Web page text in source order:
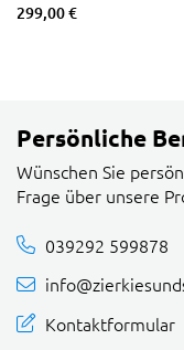
299,00 €
Persönliche
Wünschen Sie
Frage über unsere
039292 599878
Kontaktformular